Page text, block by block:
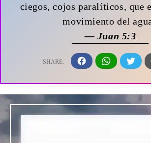
ciegos, cojos paralíticos, que
movimiento del
— Juan 5:3